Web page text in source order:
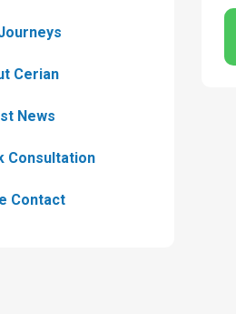
Cerian
News
Consultation
Contact